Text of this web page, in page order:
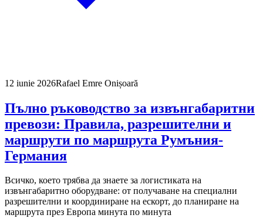
12 iunie 2026Rafael Emre Onișoară
Пълно ръководство за извънгабаритни
превози: Правила, разрешителни и
маршрути по маршрута Румъния-
Германия
Всичко, което трябва да знаете за логистиката на
извънгабаритно оборудване: от получаване на специални
разрешителни и координиране на ескорт, до планиране на
маршрута през Европа минута по минута